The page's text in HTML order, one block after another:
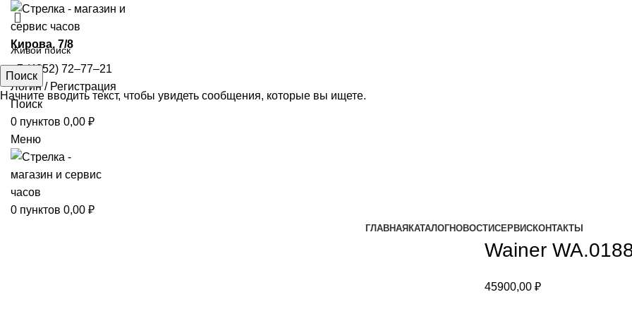
​Кирова, 7/8
+7 (4852) 72‒77‒21
Логин / Регистрация
Поиск
0 пунктов 0,00 ₽
Меню
0 пунктов 0,00 ₽
ГЛАВНАЯ КАТАЛОГНОВОСТИСЕРВИСКОНТАКТЫ
Wainer
45900,00 ₽
Поиск
Начните вводить текст, чтобы увидеть сообщения, которые вы ищете.